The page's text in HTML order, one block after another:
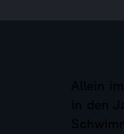
Allein
in den